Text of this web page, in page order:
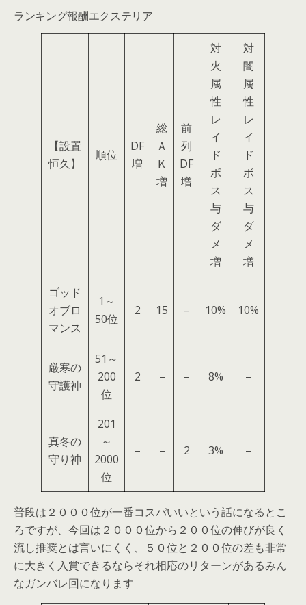
ランキング報酬エクステリア
【設置
恒久】
順位
DF
増
総
Ａ
Ｋ
増
前
列
DF
増
対
火
属
性
レ
イ
ド
ボ
ス
与
ダ
メ
増
対
闇
属
性
レ
イ
ド
ボ
ス
与
ダ
メ
増
ゴッド
オブロ
マンス
1～
50位
2 15 – 10% 10%
厳寒の
守護神
51～
200
位
2 – – 8% –
真冬の
守り神
201
～
2000
位
– – 2 3% –
普段は２０００位が一番コスパいいという話になるとこ
ろですが、今回は２０００位から２００位の伸びが良く
流し推奨とは言いにくく、５０位と２００位の差も非常
に大きく入賞できるならそれ相応のリターンがあるみん
なガンバレ回になります